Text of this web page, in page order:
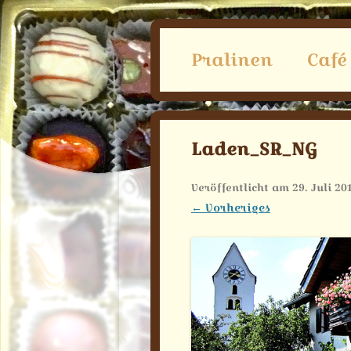
SchokoSphäre
die Chocolaterie am Ammersee
Pralinen
Laden_SR_NG
Veröffentlicht am 29. Juli
← Vorheriges